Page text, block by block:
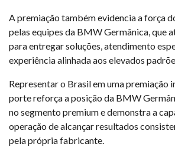
A premiação também evidencia a força
pelas equipes da BMW Germânica, que
para entregar soluções, atendimento
experiência alinhada aos elevados
Representar o Brasil em uma premiação
porte reforça a posição da BMW
no segmento premium e demonstra a
operação de alcançar resultados
pela própria fabricante.